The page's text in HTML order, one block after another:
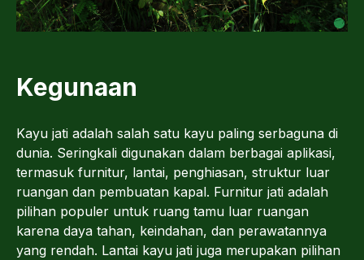
Kegunaan
Kayu jati adalah salah satu kayu paling serbaguna di
dunia. Seringkali digunakan dalam berbagai aplikasi,
termasuk furnitur, lantai, penghiasan, struktur luar
ruangan dan pembuatan kapal. Furnitur jati adalah
pilihan populer untuk ruang tamu luar ruangan
karena daya tahan, keindahan, dan perawatannya
yang rendah. Lantai kayu jati juga merupakan pilihan